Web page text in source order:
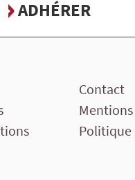
ADHÉRER
Contact
Politique